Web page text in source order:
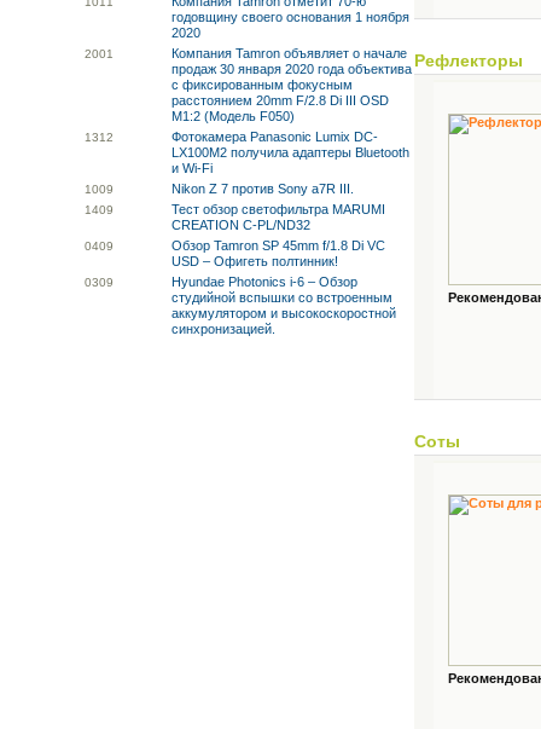
годовщину своего основания 1 ноября
2020
2001
Компания Tamron объявляет о начале
продаж 30 января 2020 года объектива
с фиксированным фокусным
расстоянием 20mm F/2.8 Di III OSD
M1:2 (Модель F050)
1312
Фотокамера Panasonic Lumix DC-
LX100M2 получила адаптеры Bluetooth
и Wi-Fi
1009 Nikon Z 7 против Sony a7R III.
1409
Тест обзор светофильтра MARUMI
CREATION C-PL/ND32
0409
Обзор Tamron SP 45mm f/1.8 Di VC
USD – Офигеть полтинник!
0309
Hyundae Photonics i-6 – Обзор
студийной вспышки со встроенным
аккумулятором и высокоскоростной
синхронизацией.
Рефлекторы
Соты